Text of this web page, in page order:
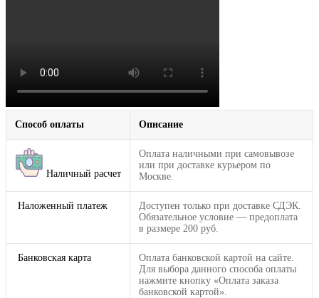
Способ оплаты Описание
Наличный расчет
Оплата наличными при самовывозе
или при доставке курьером по
Москве.
Наложенный платеж
Доступен только при доставке СДЭК.
Обязательное условие — предоплата
в размере 200 руб.
Банковская карта
Оплата банковской картой на сайте.
Для выбора данного способа оплаты
нажмите кнопку «Оплата заказа
банковской картой».